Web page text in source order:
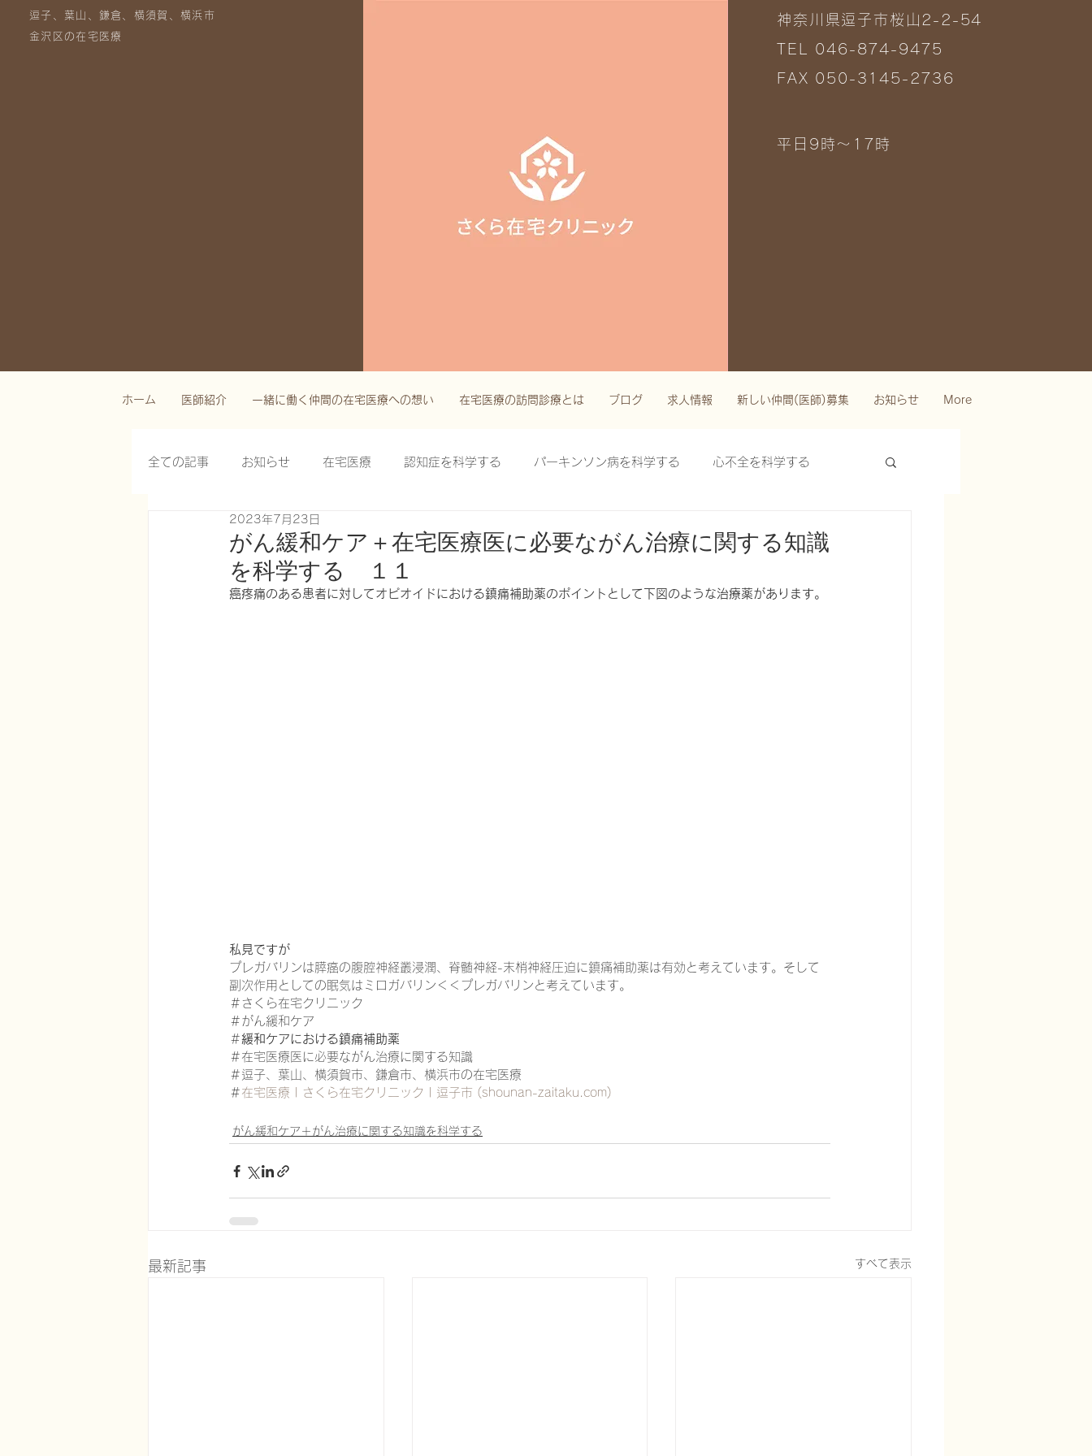
逗子、葉山、鎌倉、横須賀、横浜市
金沢区の在宅医療
神奈川県逗子市桜山2-2-54
TEL 046-874-9475
FAX 050-3145-2736
平日9時～17時
ホーム 医師紹介 一緒に働く仲間の在宅医療への想い 在宅医療の訪問診療とは ブログ 求人情報 新しい仲間(医師)募集 お知らせ More
全ての記事 お知らせ 在宅医療 認知症を科学する パーキンソン病を科学する 心不全を科学する
栄養管理を科学する
がん緩和ケア医療を科学する 鬱滞性皮膚炎・潰瘍を科学する 失禁関連皮膚炎を科学する
神経障害性疼痛疼痛を科学する 在宅医療における褥瘡管理を科学する
がん緩和ケア＋在宅医療医に必要ながん治療に関する知識
を科学する １１
2023年7月23日
癌疼痛のある患者に対してオピオイドにおける鎮痛補助薬のポイントとして下図のような治療薬があります。
私見ですが
プレガバリンは膵癌の腹腔神経叢浸潤、脊髄神経-末梢神経圧迫に鎮痛補助薬は有効と考えています。そして
副次作用としての眠気はミロガバリン＜＜プレガバリンと考えています。
＃さくら在宅クリニック
＃がん緩和ケア
＃緩和ケアにおける鎮痛補助薬
＃在宅医療医に必要ながん治療に関する知識
＃逗子、葉山、横須賀市、鎌倉市、横浜市の在宅医療
＃ 在宅医療 | さくら在宅クリニック | 逗子市 (shounan-zaitaku.com)
がん緩和ケア＋がん治療に関する知識を科学する
最新記事 すべて表示